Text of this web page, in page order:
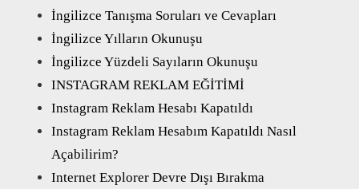
İngilizce Tanışma Soruları ve Cevapları
İngilizce Yılların Okunuşu
İngilizce Yüzdeli Sayıların Okunuşu
INSTAGRAM REKLAM EĞİTİMİ
Instagram Reklam Hesabı Kapatıldı
Instagram Reklam Hesabım Kapatıldı Nasıl
Açabilirim?
Internet Explorer Devre Dışı Bırakma